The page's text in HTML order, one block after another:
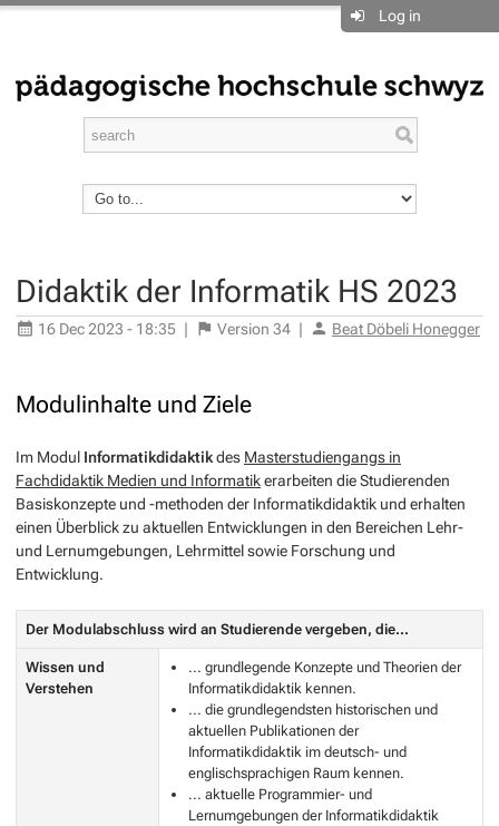
Log in
Didaktik der Informatik HS 2023
16 Dec 2023 - 18:35 | Version 34 | Beat Döbeli Honegger
Modulinhalte und Ziele
Im Modul Informatikdidaktikdes Masterstudiengangs in
Fachdidaktik Medien und Informatikerarbeiten die Studierenden
Basiskonzepte und -methoden der Informatikdidaktik und erhalten
einen Überblick zu aktuellen Entwicklungen in den Bereichen Lehr-
und Lernumgebungen, Lehrmittel sowie Forschung und
Entwicklung.
Der Modulabschluss wird an Studierende vergeben, die...
Wissen und
Verstehen
... grundlegende Konzepte und Theorien der
Informatikdidaktik kennen.
... die grundlegendsten historischen und
aktuellen Publikationen der
Informatikdidaktik im deutsch- und
englischsprachigen Raum kennen.
... aktuelle Programmier- und
Lernumgebungen der Informatikdidaktik